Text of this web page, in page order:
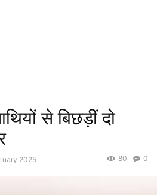
से बिछड़ीं दो
2025 0
80